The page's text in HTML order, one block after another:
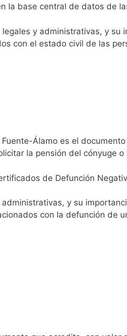
la base central de datos de
y administrativas, y
con el estado civil de las
Álamo es el
la pensión del cónyuge
de Defunción
y su
con la defunción de